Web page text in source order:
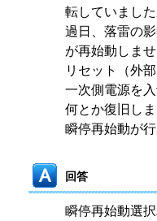
転していまし
過日、落雷の
が再始動しま
リセット（外
一次側電源を
何とか復旧し
瞬停再始動が
回答
瞬停再始動選